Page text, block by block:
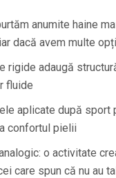
anumite haine
dacă avem multe
rigide adaugă
fluide
aplicate după sport
confortul pielii
o activitate
care spun că nu au